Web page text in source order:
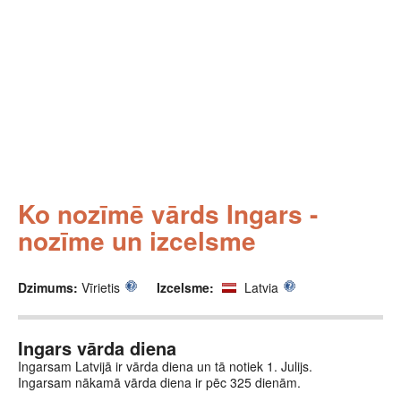
Ko nozīmē vārds Ingars -
nozīme un izcelsme
Dzimums: Vīrietis Izcelsme: Latvia
Ingars vārda diena
Ingarsam Latvijā ir vārda diena un tā notiek 1. Julijs.
Ingarsam nākamā vārda diena ir pēc 325 dienām.